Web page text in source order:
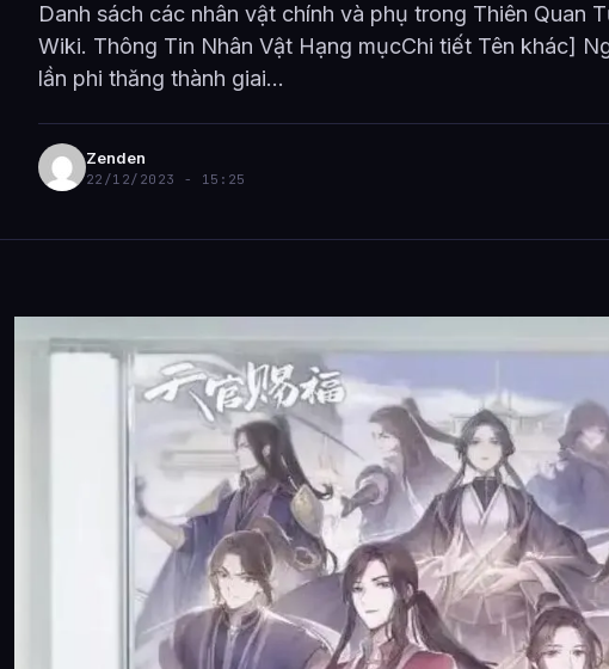
Danh sách các nhân vật chính và phụ trong Thiên Quan
Wiki. Thông Tin Nhân Vật Hạng mụcChi tiết Tên khác]
lần phi thăng thành giai...
Zenden
22/12/2023 - 15:25